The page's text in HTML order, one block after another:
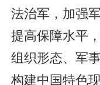
法治军，加强
提高保障水平
组织形态、军
构建中国特色